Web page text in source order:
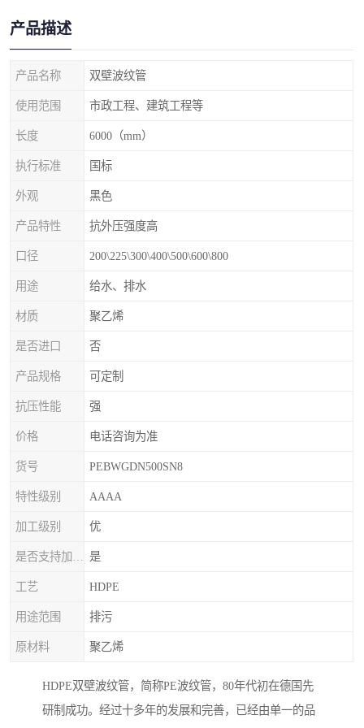
产品描述
产品名称 双壁波纹管
使用范围 市政工程、建筑工程等
长度 6000（mm）
执行标准 国标
外观 黑色
产品特性 抗外压强度高
口径 200\225\300\400\500\600\800
用途 给水、排水
材质 聚乙烯
是否进口 否
产品规格 可定制
抗压性能 强
价格 电话咨询为准
货号 PEBWGDN500SN8
特性级别 AAAA
加工级别 优
是
工艺 HDPE
用途范围 排污
原材料 聚乙烯
HDPE双壁波纹管，简称PE波纹管，80年代初在德国先
研制成功。经过十多年的发展和完善，已经由单一的品